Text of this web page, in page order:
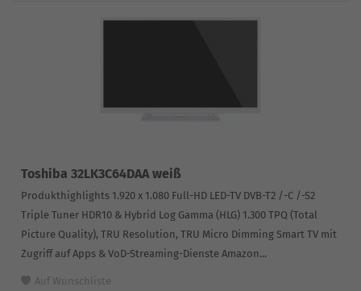
Toshiba 32LK3C64DAA weiß
Produkthighlights 1.920 x 1.080 Full-HD LED-TV DVB-T2 /-C /-S2
Triple Tuner HDR10 & Hybrid Log Gamma (HLG) 1.300 TPQ (Total
Picture Quality), TRU Resolution, TRU Micro Dimming Smart TV mit
Zugriff auf Apps & VoD-Streaming-Dienste Amazon...
Auf Wunschliste